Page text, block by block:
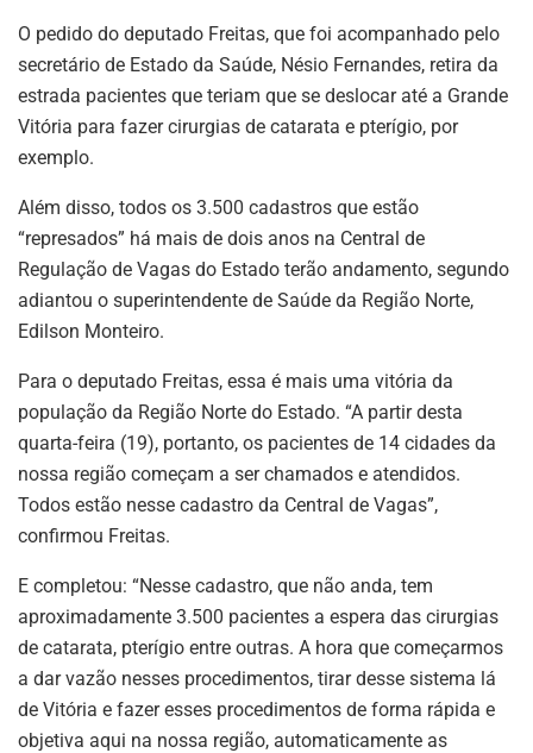
O pedido do deputado Freitas, que foi acompanhado pelo
secretário de Estado da Saúde, Nésio Fernandes, retira da
estrada pacientes que teriam que se deslocar até a Grande
Vitória para fazer cirurgias de catarata e pterígio, por
exemplo.
Além disso, todos os 3.500 cadastros que estão
“represados” há mais de dois anos na Central de
Regulação de Vagas do Estado terão andamento, segundo
adiantou o superintendente de Saúde da Região Norte,
Edilson Monteiro.
Para o deputado Freitas, essa é mais uma vitória da
população da Região Norte do Estado. “A partir desta
quarta-feira (19), portanto, os pacientes de 14 cidades da
nossa região começam a ser chamados e atendidos.
Todos estão nesse cadastro da Central de Vagas”,
confirmou Freitas.
E completou: “Nesse cadastro, que não anda, tem
aproximadamente 3.500 pacientes a espera das cirurgias
de catarata, pterígio entre outras. A hora que começarmos
a dar vazão nesses procedimentos, tirar desse sistema lá
de Vitória e fazer esses procedimentos de forma rápida e
objetiva aqui na nossa região, automaticamente as